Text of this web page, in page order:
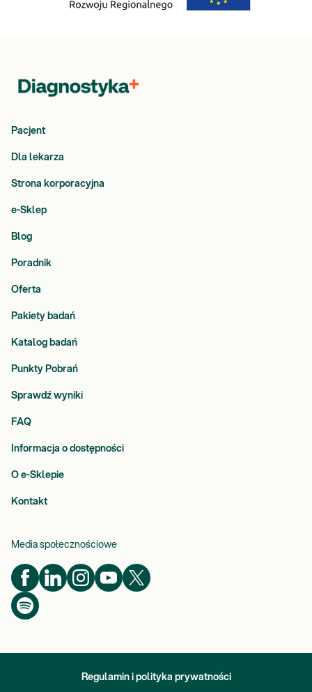
Pacjent
Dla lekarza
Strona korporacyjna
e-Sklep
Blog
Poradnik
Oferta
Pakiety badań
Katalog badań
Punkty Pobrań
Sprawdź wyniki
FAQ
Informacja o dostępności
O e-Sklepie
Kontakt
Media społecznościowe
Regulamin i polityka prywatności